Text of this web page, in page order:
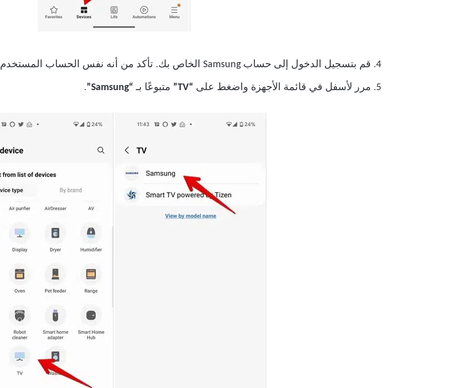
4. قم بتسجيل الدخول إلى حساب Samsung الخاص بك. تأكد من أنه نفس الحساب المستخدم لتسجيل Samsung TV الخاص بك.
5. مرر لأسفل في قائمة الأجهزة واضغط على “TV” متبوعًا بـ “Samsung”
.